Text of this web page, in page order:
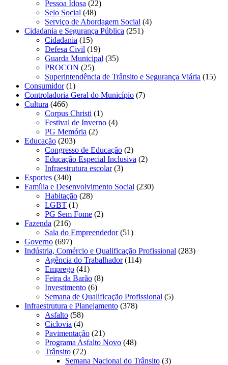
Pessoa Idosa (22)
Selo Social (48)
Serviço de Abordagem Social (4)
Cidadania e Segurança Pública (251)
Cidadania (15)
Defesa Civil (19)
Guarda Municipal (35)
PROCON (25)
Superintendência de Trânsito e Segurança Viária (15)
Consumidor(1)
Controladoria Geral do Município (7)
Cultura (466)
Corpus Christi (1)
Festival de Inverno (4)
PG Memória (2)
Educação (203)
Congresso de Educação (2)
Educação Especial Inclusiva (2)
Infraestrutura escolar(3)
Esportes (340)
Família e Desenvolvimento Social (230)
Habitação (28)
LGBT (1)
PG Sem Fome (2)
Fazenda (216)
Sala do Empreendedor(51)
Governo (697)
Indústria, Comércio e Qualificação Profissional (283)
Agência do Trabalhador(114)
Emprego (41)
Feira da Barão (8)
Investimento (6)
Semana de Qualificação Profissional (5)
Infraestrutura e Planejamento (378)
Asfalto (58)
Ciclovia (4)
Pavimentação (21)
Programa Asfalto Novo (48)
Trânsito (72)
Semana Nacional do Trânsito (3)